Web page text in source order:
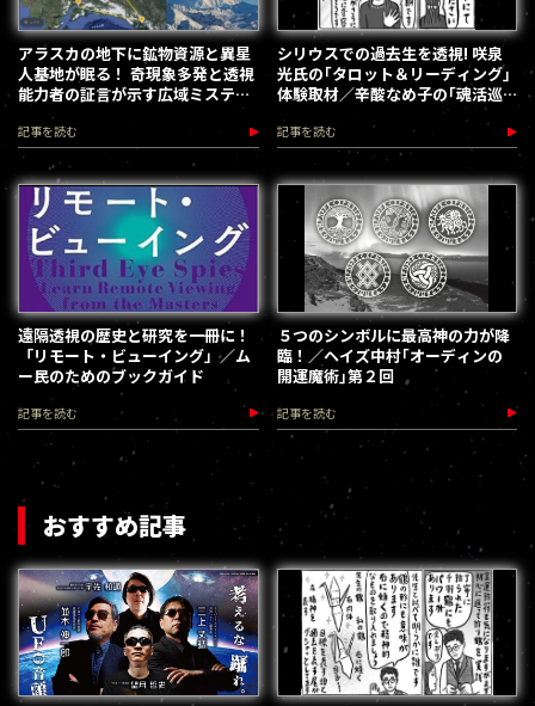
アラスカの地下に鉱物資源と異星
人基地が眠る！ 奇現象多発と透視
能力者の証言が示す広域ミステリ
記事を読む
シリウスでの過去生を透視! 咲泉
光氏の｢タロット＆リーディング｣
体験取材／辛酸なめ子の｢魂活巡
記事を読む
遠隔透視の歴史と研究を一冊に！
「リモート・ビューイング」／ム
ー民のためのブックガイド
記事を読む
５つのシンボルに最高神の力が降
臨！／ヘイズ中村｢オーディンの
開運魔術｣第２回
記事を読む
おすすめ記事